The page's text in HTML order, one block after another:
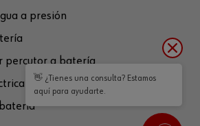
a presión
percutor a batería
👋 ¿Tienes una consulta? Estamos
aquí para ayudarte.